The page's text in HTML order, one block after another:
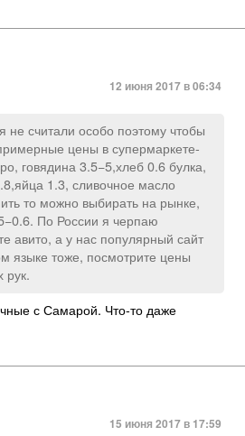
12 июня 2017 в 06:34
не считали особо поэтому чтобы
цены в супермаркете-
говядина 3.5−5,хлеб 0.6 булка,
1.3, сливочное масло
то можно выбирать на рынке,
По России я черпаю
авито, а у нас популярный сайт
языке тоже, посмотрите цены
рук.
с Самарой. Что-то даже
15 июня 2017 в 17:59